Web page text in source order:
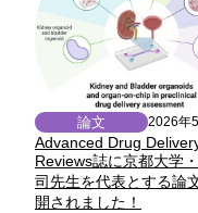
Advanced Drug
Reviews誌に京都大学
司先生を代表とする論
開されました！
論文 2026年